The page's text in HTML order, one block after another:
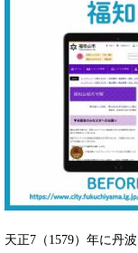
天正7（1579）年に丹